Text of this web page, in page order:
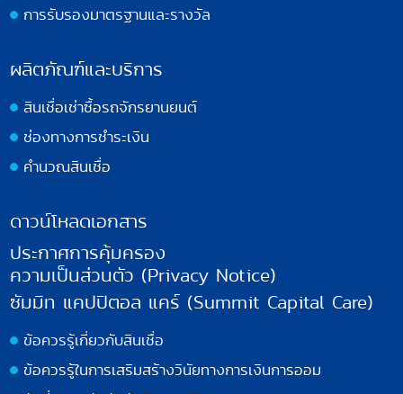
การรับรองมาตรฐานและรางวัล
ผลิตภัณฑ์และบริการ
สินเชื่อเช่าซื้อรถจักรยานยนต์
ช่องทางการชำระเงิน
คำนวณสินเชื่อ
ดาวน์โหลดเอกสาร
ประกาศการคุ้มครอง
ความเป็นส่วนตัว (Privacy Notice)
ซัมมิท แคปปิตอล แคร์ (Summit Capital Care)
ข้อควรรู้เกี่ยวกับสินเชื่อ
ข้อควรรู้ในการเสริมสร้างวินัยทางการเงินการออม